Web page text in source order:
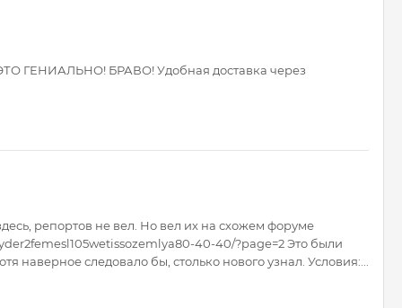
ЭТО ГЕНИАЛЬНО! БРАВО! Удобная доставка через
репортов не вел. Но вел их на схожем форуме
40-40/?page=2 Это были
наверное следовало бы, столько нового узнал. Условия:...